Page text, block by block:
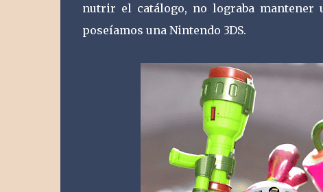
nutrir el catálogo, no lograba mantener
poseíamos una Nintendo 3DS.